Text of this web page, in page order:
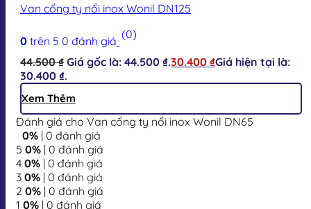
Van cổng ty nổi inox Wonil DN125
0 trên 5 0 đánh giá (0)
44.500₫ Giá gốc là: 44.500 ₫.30.400 ₫Giá hiện tại là:
30.400 ₫.
Xem Thêm
Đánh giá cho Van cổng ty nổi inox Wonil DN65
0% | 0 đánh giá
5 0% | 0 đánh giá
4 0% | 0 đánh giá
3 0% | 0 đánh giá
2 0% | 0 đánh giá
1 0% | 0 đánh giá